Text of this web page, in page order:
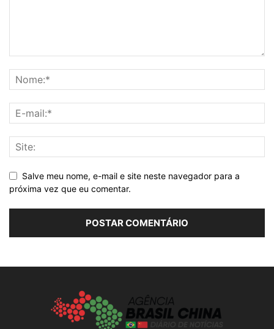
Salve meu nome, e-mail e site neste navegador para a
próxima vez que eu comentar.